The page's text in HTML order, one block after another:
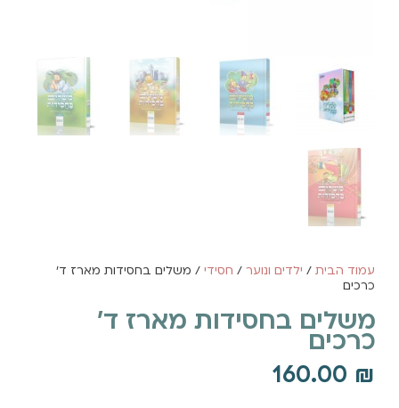
עמוד הבית/ ילדים ונוער/ חסידי/ משלים בחסידות מארז ד'
כרכים
משלים בחסידות מארז ד'
כרכים
160.00 ₪